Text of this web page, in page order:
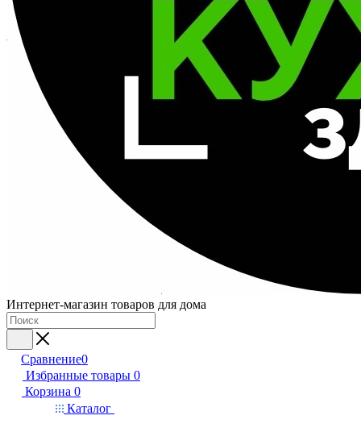
Интернет-магазин товаров для дома
Сравнение0
Избранные товары 0
Корзина 0
Каталог